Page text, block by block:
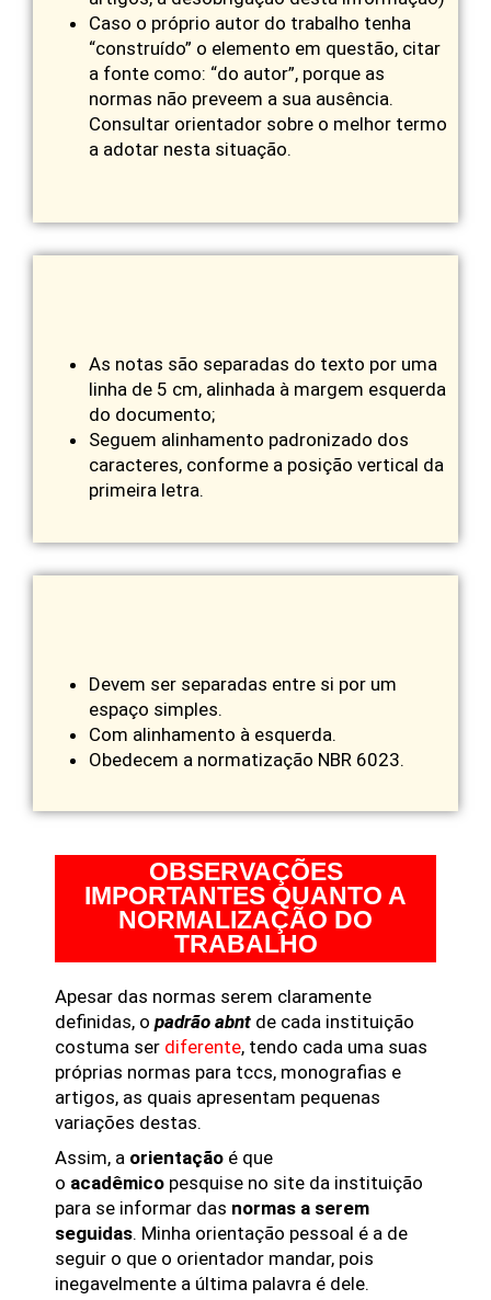
Caso o próprio autor do trabalho tenha
“construído” o elemento em questão, citar
a fonte como: “do autor”, porque as
normas não preveem a sua ausência.
Consultar orientador sobre o melhor termo
a adotar nesta situação.
As notas são separadas do texto por uma
linha de 5 cm, alinhada à margem esquerda
do documento;
Seguem alinhamento padronizado dos
caracteres, conforme a posição vertical da
primeira letra.
Devem ser separadas entre si por um
espaço simples.
Com alinhamento à esquerda.
Obedecem a normatização NBR 6023.
OBSERVAÇÕES
IMPORTANTES QUANTO A
NORMALIZAÇÃO DO
TRABALHO
Apesar das normas serem claramente
definidas, o padrão abnt de cada instituição
costuma ser diferente, tendo cada uma suas
próprias normas para tccs, monografias e
artigos, as quais apresentam pequenas
variações destas.
Assim, a orientação é que
o acadêmico pesquise no site da instituição
para se informar das normas a serem
seguidas. Minha orientação pessoal é a de
seguir o que o orientador mandar, pois
inegavelmente a última palavra é dele.